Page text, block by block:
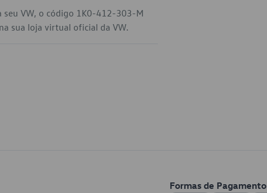
seu VW, o código 1K0-412-303-M
sua loja virtual oficial da VW.
Formas de Pagamento